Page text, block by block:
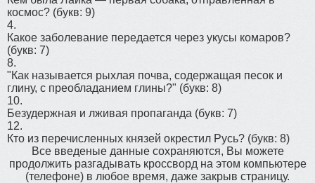
космос? (букв: 9)
4.
Какое заболевание передается через укусы комаров?
(букв: 7)
8.
"Как называется рыхлая почва, содержащая песок и
глину, с преобладанием глины?" (букв: 8)
10.
Безудержная и лживая пропаганда (букв: 7)
12.
Кто из перечисленных князей окрестил Русь? (букв: 8)
Все введеные данные сохраняются, Вы можете
продолжить разгадывать кроссворд на этом компьютере
(телефоне) в любое время, даже закрыв страницу.